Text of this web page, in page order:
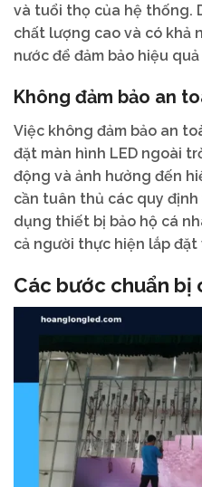
và tuổi thọ của hệ thống.
chất lượng cao và có khả
nước để đảm bảo hiệu
Không đảm bảo an
Việc không đảm bảo an
đặt màn hình LED ngoài
động và ảnh hưởng đến
cần tuân thủ các quy
dụng thiết bị bảo hộ cá
cả người thực hiện lắp
Các bước chuẩn bị